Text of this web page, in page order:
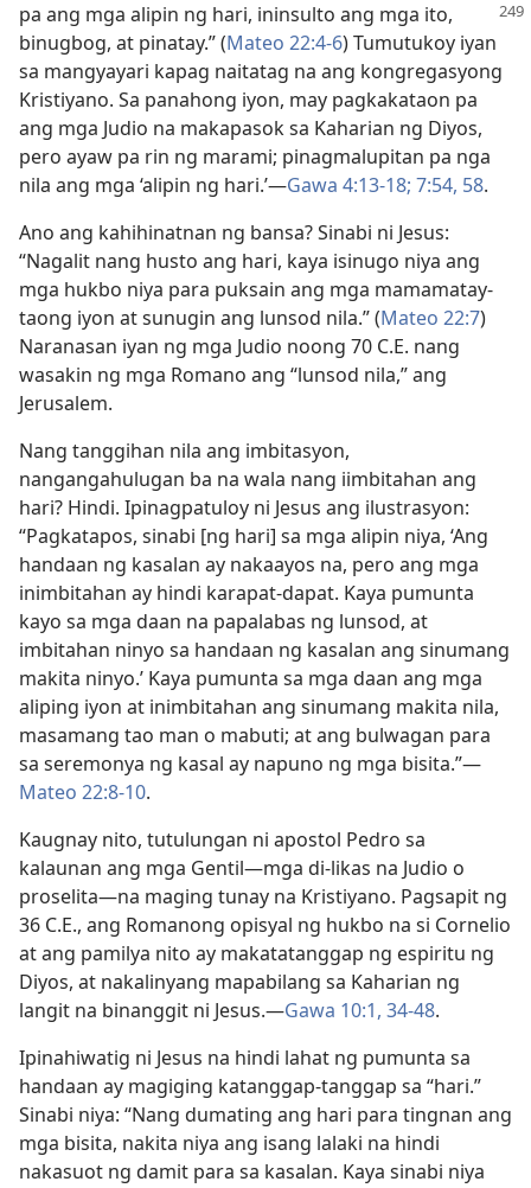
pa ang mga alipin ng hari, ininsulto ang mga ito,
binugbog, at pinatay.” (Mateo 22:4-6) Tumutukoy iyan
sa mangyayari kapag naitatag na ang kongregasyong
Kristiyano. Sa panahong iyon, may pagkakataon pa
ang mga Judio na makapasok sa Kaharian ng Diyos,
pero ayaw pa rin ng marami; pinagmalupitan pa nga
nila ang mga ‘alipin ng hari.’—Gawa 4:13-18; 7:54, 58.
Ano ang kahihinatnan ng bansa? Sinabi ni Jesus:
“Nagalit nang husto ang hari, kaya isinugo niya ang
mga hukbo niya para puksain ang mga mamamatay-
taong iyon at sunugin ang lunsod nila.” (Mateo 22:7)
Naranasan iyan ng mga Judio noong 70 C.E. nang
wasakin ng mga Romano ang “lunsod nila,” ang
Jerusalem.
Nang tanggihan nila ang imbitasyon,
nangangahulugan ba na wala nang iimbitahan ang
hari? Hindi. Ipinagpatuloy ni Jesus ang ilustrasyon:
“Pagkatapos, sinabi [ng hari] sa mga alipin niya, ‘Ang
handaan ng kasalan ay nakaayos na, pero ang mga
inimbitahan ay hindi karapat-dapat. Kaya pumunta
kayo sa mga daan na papalabas ng lunsod, at
imbitahan ninyo sa handaan ng kasalan ang sinumang
makita ninyo.’ Kaya pumunta sa mga daan ang mga
aliping iyon at inimbitahan ang sinumang makita nila,
masamang tao man o mabuti; at ang bulwagan para
sa seremonya ng kasal ay napuno ng mga bisita.”—
Mateo 22:8-10.
Kaugnay nito, tutulungan ni apostol Pedro sa
kalaunan ang mga Gentil—mga di-likas na Judio o
proselita—na maging tunay na Kristiyano. Pagsapit ng
36 C.E., ang Romanong opisyal ng hukbo na si Cornelio
at ang pamilya nito ay makatatanggap ng espiritu ng
Diyos, at nakalinyang mapabilang sa Kaharian ng
langit na binanggit ni Jesus.—Gawa 10:1, 34-48.
Ipinahiwatig ni Jesus na hindi lahat ng pumunta sa
handaan ay magiging katanggap-tanggap sa “hari.”
Sinabi niya: “Nang dumating ang hari para tingnan ang
mga bisita, nakita niya ang isang lalaki na hindi
nakasuot ng damit para sa kasalan. Kaya sinabi niya